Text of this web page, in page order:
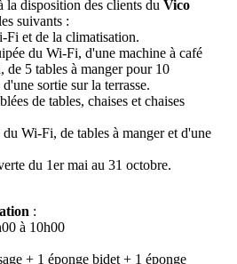
la disposition des clients du Vico
suivants :
Fi et de la climatisation.
du Wi-Fi, d'une machine à café
de 5 tables à manger pour 10
sortie sur la terrasse.
de tables, chaises et chaises
Wi-Fi, de tables à manger et d'une
du 1er mai au 31 octobre.
:
à 10h00
+ 1 éponge bidet + 1 éponge